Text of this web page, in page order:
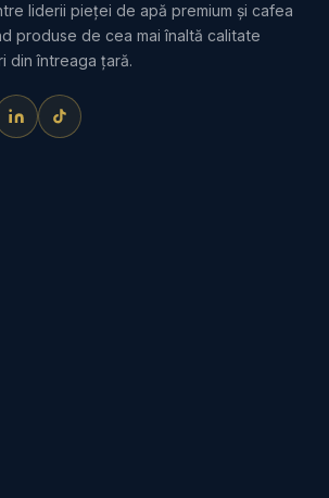
liderii pieței de apă premium și cafea
produse de cea mai înaltă calitate
din întreaga țară.